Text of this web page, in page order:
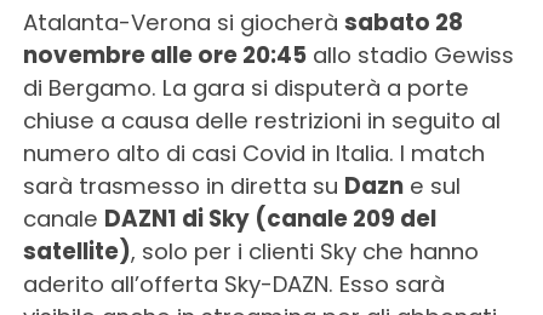
Atalanta-Verona si giocherà sabato 28
novembre alle ore 20:45allo stadio Gewiss
di Bergamo. La gara si disputerà a porte
chiuse a causa delle restrizioni in seguito al
numero alto di casi Covid in Italia. l match
sarà trasmesso in diretta su Dazne sul
canale DAZN1 di Sky (canale 209 del
satellite), solo per i clienti Sky che hanno
aderito all’offerta Sky-DAZN. Esso sarà